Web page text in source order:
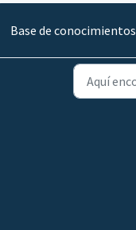
Base de conocimientos